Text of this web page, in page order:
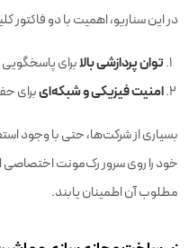
در این سناریو، اهمیت با دو فاکتور
توان پردازشی بالابرای
امنیت فیزیکی و شبکه‌ایبرای
بسیاری از شرکت‌ها، حتی با وجود
خود را روی سرور رک‌مونت اختصاصی
مطلوب آن اطمینان یابند.